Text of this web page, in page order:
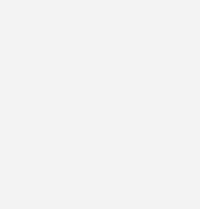
und deren Verkabelung
sind die meisten Netzwerkanschlüsse
in Brüstungskanälen oder